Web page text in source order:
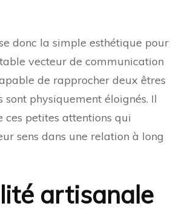
donc la simple esthétique pour
vecteur de communication
de rapprocher deux êtres
sont physiquement éloignés. Il
ces petites attentions qui
sens dans une relation à long
artisanale